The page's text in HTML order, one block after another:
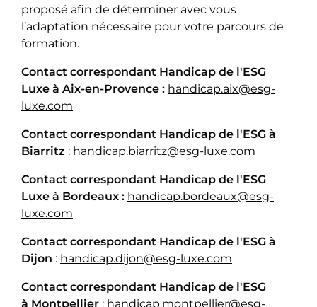
proposé afin de déterminer avec vous
l’adaptation nécessaire pour votre parcours de
formation.
Contact correspondant Handicap de l'ESG
Luxe à Aix-en-Provence : handicap.aix@esg-
luxe.com
Contact correspondant Handicap de l'ESG à
Biarritz : handicap.biarritz@esg-luxe.com
Contact correspondant Handicap de l'ESG
Luxe à Bordeaux : handicap.bordeaux@esg-
luxe.com
Contact correspondant Handicap de l'ESG à
Dijon : handicap.dijon@esg-luxe.com
Contact correspondant Handicap de l'ESG
à Montpellier : handicap.montpellier@esg-